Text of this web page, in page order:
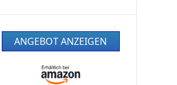
ANGEBOT ANZEIGEN